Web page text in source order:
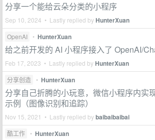
分享一个能给云朵分类的小程序
Sep 10, 2024 • Lastly replied byHunterXuan
OpenAI • HunterXuan
给之前开发的 AI 小程序接入了 OpenAI/
Feb 17, 2023 • Lastly replied byHunterXuan
分享创造 • HunterXuan
分享自己折腾的小玩意，微信小程序内实
示例（图像识别和追踪）
Nov 15, 2021 • Lastly replied bybaibaibaibai
酷工作 • HunterXuan